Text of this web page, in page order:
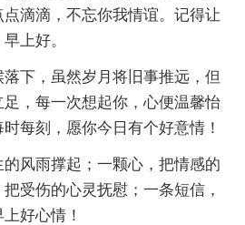
滴滴，不忘你我情谊。记得让
上好。
下，虽然岁月将旧事推远，但
，每一次想起你，心便温馨怡
每刻，愿你今日有个好意情！
风雨撑起；一颗心，把情感的
受伤的心灵抚慰；一条短信，
好心情！